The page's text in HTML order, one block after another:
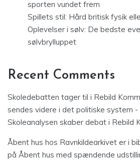
sporten vundet frem
Spillets stil: Hård britisk fysik
Oplevelser i sølv: De bedste
sølvbrylluppet
Recent Comments
Skoledebatten tager til i Rebild
sendes videre i det politiske system -
Skoleanalysen skaber debat i Rebild
Åbent hus hos Ravnkildearkivet er i
på Åbent hus med spændende